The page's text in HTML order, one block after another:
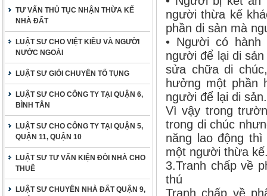
TƯ VẤN THỦ TỤC NHẬN THỪA KẾ
NHÀ ĐẤT
LUẬT SƯ CHO VIỆT KIỀU VÀ NGƯỜI
NƯỚC NGOÀI
LUẬT SƯ GIỎI CHUYÊN TỐ TỤNG
LUẬT SƯ CHO CÔNG TY TẠI QUẬN 6,
BÌNH TÂN
LUẬT SƯ CHO CÔNG TY TẠI QUẬN 5,
QUẬN 11, QUẬN 10
LUẬT SƯ TƯ VẤN KIỆN ĐÒI NHÀ CHO
THUÊ
LUẬT SƯ CHUYÊN NHÀ ĐẤT QUẬN 9,
người thừa kế
phần di sản mà
• Người có
người để lại di
sửa chữa di
hưởng một phần
người để lại di sản.
Vì vậy trong
trong di chúc
năng lao động
một người thừa
3.Tranh chấp về
thú
Tranh chấp về